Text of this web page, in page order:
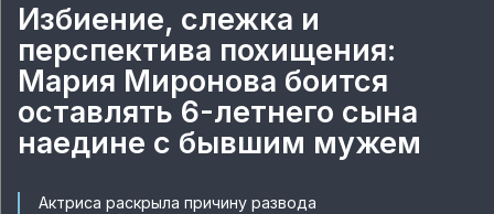
Избиение, слежка и
перспектива похищения:
Мария Миронова боится
оставлять 6-летнего сына
наедине с бывшим мужем
Актриса раскрыла причину развода